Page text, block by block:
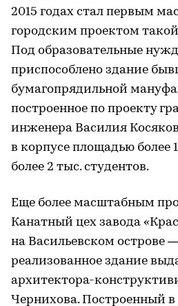
2015 годах стал первым
городским проектом
Под образовательные
приспособлено здание
бумагопрядильной
построенное по проекту
инженера Василия
в корпусе площадью более
более 2 тыс. студентов.
Еще более масштабным
Канатный цех завода
на Васильевском острове
реализованное здание
архитектора-
Чернихова. Построенный в